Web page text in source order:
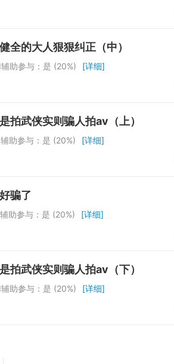
全的大人狠狠纠正（中）
助参与：是 (20%)
[详细]
拍武侠实则骗人拍av（上）
助参与：是 (20%)
[详细]
骗了
助参与：是 (20%)
[详细]
拍武侠实则骗人拍av（下）
助参与：是 (20%)
[详细]